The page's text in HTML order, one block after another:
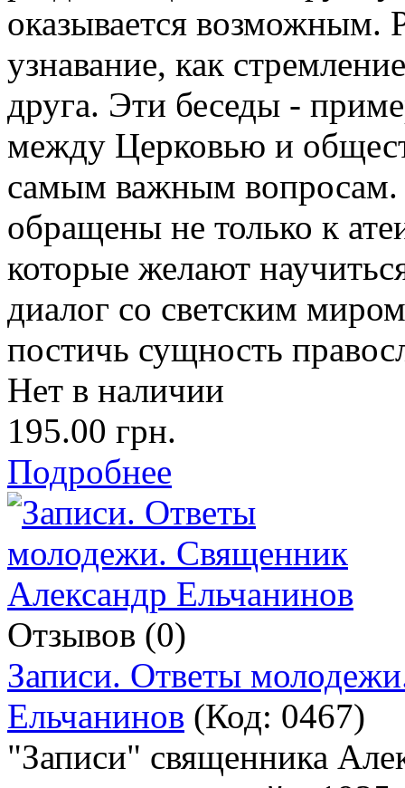
оказывается возможным.
узнавание, как
друга. Эти беседы -
между Церковью и
самым важным
обращены не только к
которые желают
диалог со светским
постичь сущность
Нет в наличии
195.00 грн.
Подробнее
Отзывов (0)
Записи. Ответы
Ельчанинов (Код: 0467)
"Записи" священника